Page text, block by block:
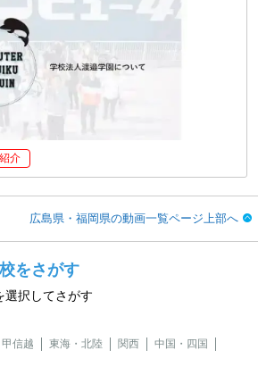
介
広島県・福岡県の動画一覧ページ上部へ
をさがす
選択してさがす
信越 東海・北陸 関西
中国・四国